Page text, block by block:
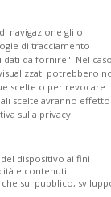
navigazione gli o
di tracciamento
da fornire". Nel
potrebbero
scelte o per revocare il
scelte avranno effetto
sulla privacy.
dispositivo ai fini
e contenuti
sul pubblico,